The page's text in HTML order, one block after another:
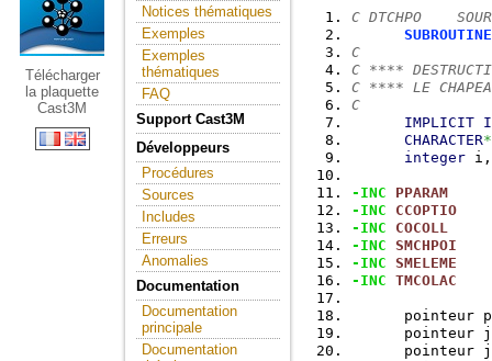
Télécharger
la plaquette
Cast3M
Notices thématiques
Exemples
Exemples
thématiques
FAQ
Support Cast3M
Développeurs
Procédures
Sources
Includes
Erreurs
Anomalies
Documentation
Documentation
principale
Documentation
C DTCHPO
SUBROUTINE
C
C ****
C **** LE
C
IMPLICIT
CHARACTER*
integer
-INC
PPARAM
-INC
CCOPTIO
-INC
COCOLL
-INC SMCHPOI
-INC SMELEME
-INC TMCOLAC
pointeur
pointeur
pointeur